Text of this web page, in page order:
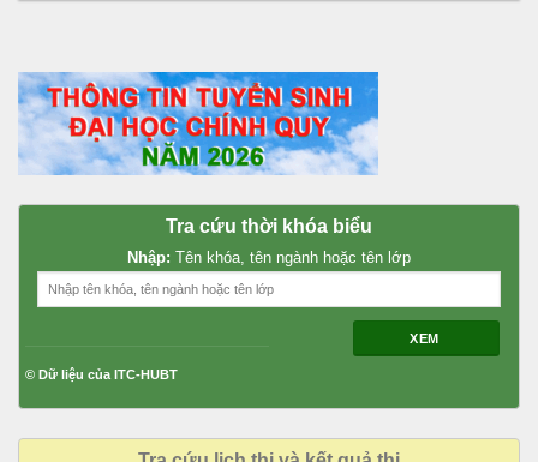
Tra cứu thời khóa biểu
Nhập: Tên khóa, tên ngành hoặc tên lớp
XEM
© Dữ liệu của ITC-HUBT